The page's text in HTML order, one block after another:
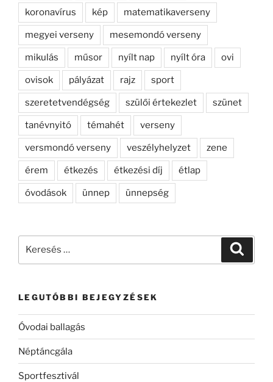
koronavírus kép matematikaverseny
megyei verseny mesemondó verseny
mikulás műsor nyílt nap nyílt óra ovi
ovisok pályázat rajz sport
szeretetvendégség szülői értekezlet szünet
tanévnyitó témahét verseny
versmondó verseny veszélyhelyzet zene
érem étkezés étkezési díj étlap
óvodások ünnep ünnepség
LEGUTÓBBI BEJEGYZÉSEK
Óvodai ballagás
Néptáncgála
Sportfesztivál